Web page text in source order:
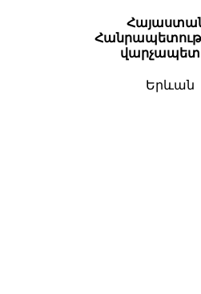
վարչապետ
Երևան